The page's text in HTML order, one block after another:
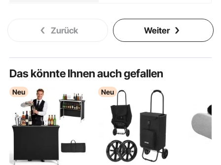
Zurück Weiter
Das könnte Ihnen auch gefallen
Neu Neu